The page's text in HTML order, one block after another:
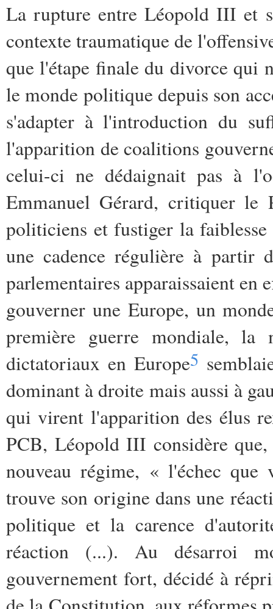
La rupture entre Léopold III et
contexte traumatique de
que l'étape finale du divorce qui
le monde politique depuis son
s'adapter à l'introduction du
l'apparition de coalitions
celui-ci ne dédaignait pas à
Emmanuel Gérard, critiquer le
politiciens et fustiger la faiblesse
une cadence régulière à partir
parlementaires apparaissaient en
gouverner une Europe, un
première guerre mondiale, la
dictatoriaux en Europe5
dominant à droite mais aussi à
qui virent l'apparition des élus
PCB, Léopold III considère
nouveau régime, « l'échec
trouve son origine dans une
politique et la carence
réaction (...). Au désarroi
gouvernement fort, décidé à